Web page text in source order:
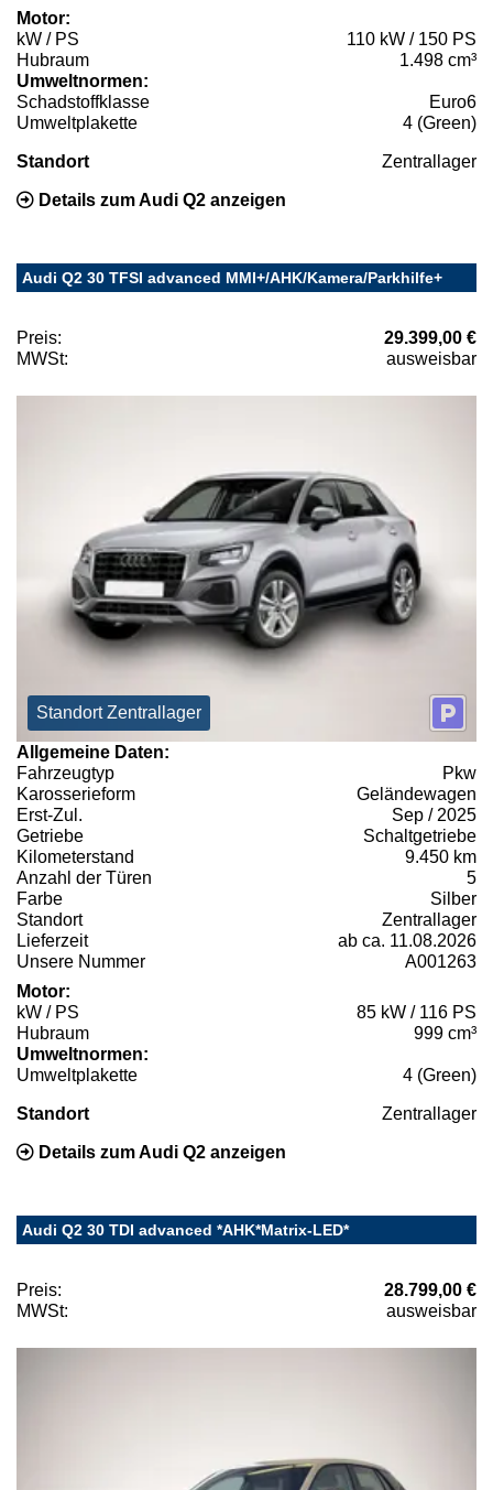
Motor:
kW / PS
110 kW / 150 PS
Hubraum
1.498 cm³
Umweltnormen:
Schadstoffklasse
Euro6
Umweltplakette
4 (Green)
Standort Zentrallager
Details zum Audi Q2 anzeigen
Audi Q2 30 TFSI advanced MMI+/AHK/Kamera/Parkhilfe+
Preis:
29.399,00 €
MWSt:
ausweisbar
Standort Zentrallager
Allgemeine Daten:
Fahrzeugtyp
Pkw
Karosserieform
Geländewagen
Erst-Zul.
Sep / 2025
Getriebe
Schaltgetriebe
Kilometerstand
9.450 km
Anzahl der Türen
5
Farbe
Silber
Standort
Zentrallager
Lieferzeit
ab ca. 11.08.2026
Unsere Nummer
A001263
Motor:
kW / PS
85 kW / 116 PS
Hubraum
999 cm³
Umweltnormen:
Umweltplakette
4 (Green)
Standort Zentrallager
Details zum Audi Q2 anzeigen
Audi Q2 30 TDI advanced *AHK*Matrix-LED*
Preis:
28.799,00 €
MWSt:
ausweisbar